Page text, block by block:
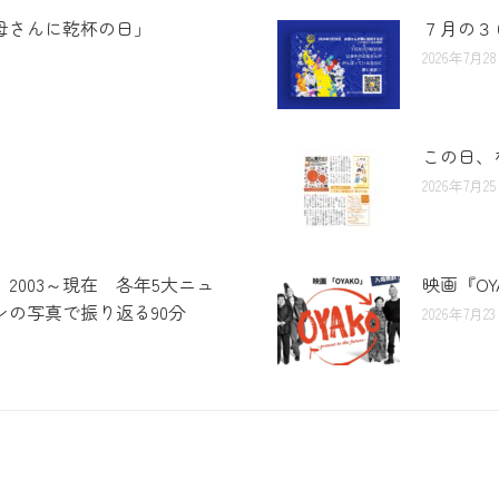
んに乾杯の日」 ７月の
2026年7月
この日
2026年7月25
2003～現在 各年5大ニュ
写真で振り返る90分
映画『
2026年7月23